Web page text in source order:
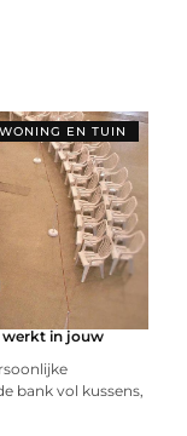
WONING EN TUIN
werkt in jouw
bank vol kussens,